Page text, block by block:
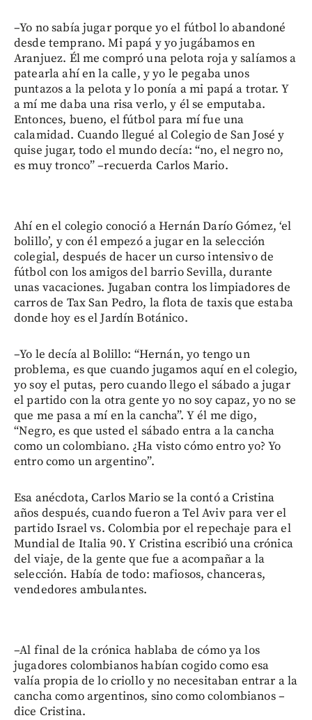
–Yo no sabía jugar porque yo el fútbol lo abandoné
desde temprano. Mi papá y yo jugábamos en
Aranjuez. Él me compró una pelota roja y salíamos a
patearla ahí en la calle, y yo le pegaba unos
puntazos a la pelota y lo ponía a mi papá a trotar. Y
a mí me daba una risa verlo, y él se emputaba.
Entonces, bueno, el fútbol para mí fue una
calamidad. Cuando llegué al Colegio de San José y
quise jugar, todo el mundo decía: “no, el negro no,
es muy tronco” –recuerda Carlos Mario.
Ahí en el colegio conoció a Hernán Darío Gómez, ‘el
bolillo’, y con él empezó a jugar en la selección
colegial, después de hacer un curso intensivo de
fútbol con los amigos del barrio Sevilla, durante
unas vacaciones. Jugaban contra los limpiadores de
carros de Tax San Pedro, la flota de taxis que estaba
donde hoy es el Jardín Botánico.
–Yo le decía al Bolillo: “Hernán, yo tengo un
problema, es que cuando jugamos aquí en el colegio,
yo soy el putas, pero cuando llego el sábado a jugar
el partido con la otra gente yo no soy capaz, yo no se
que me pasa a mí en la cancha”. Y él me digo,
“Negro, es que usted el sábado entra a la cancha
como un colombiano. ¿Ha visto cómo entro yo? Yo
entro como un argentino”.
Esa anécdota, Carlos Mario se la contó a Cristina
años después, cuando fueron a Tel Aviv para ver el
partido Israel vs. Colombia por el repechaje para el
Mundial de Italia 90. Y Cristina escribió una crónica
del viaje, de la gente que fue a acompañar a la
selección. Había de todo: mafiosos, chanceras,
vendedores ambulantes.
–Al final de la crónica hablaba de cómo ya los
jugadores colombianos habían cogido como esa
valía propia de lo criollo y no necesitaban entrar a la
cancha como argentinos, sino como colombianos –
dice Cristina.